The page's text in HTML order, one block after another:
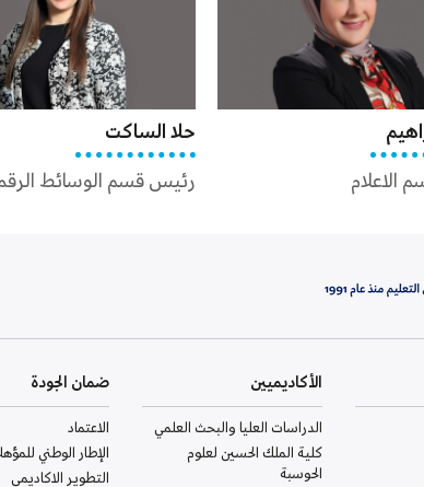
رئيس قسم الوسائط الرقمية
الأكاديميين
الدراسات العليا والبحث العلمي
كلية الملك الحسين لعلوم
الحوسبة
ضمان الجودة
الاعتماد
الإطار الوطني
التطوير الاكاديمي